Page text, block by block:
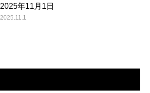
2025年11月1日
2025.11.1